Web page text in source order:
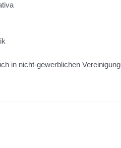
in nicht-gewerblichen